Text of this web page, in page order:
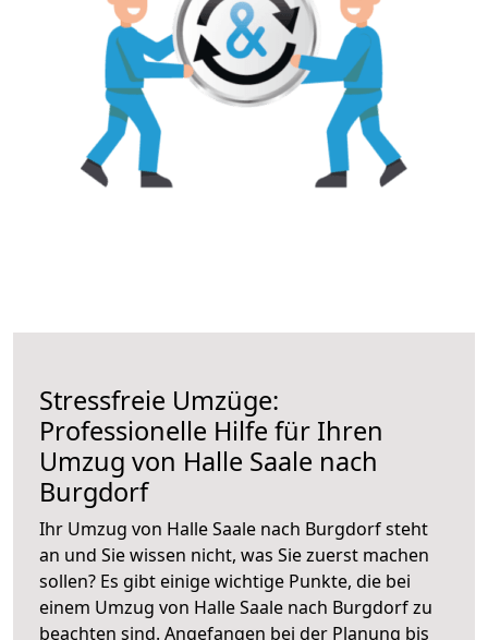
Stressfreie Umzüge:
Professionelle Hilfe für Ihren
Umzug von Halle Saale nach
Burgdorf
Ihr Umzug von Halle Saale nach Burgdorf steht
an und Sie wissen nicht, was Sie zuerst machen
sollen? Es gibt einige wichtige Punkte, die bei
einem Umzug von Halle Saale nach Burgdorf zu
beachten sind. Angefangen bei der Planung bis